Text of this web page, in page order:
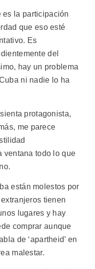
es la participación
que eso esté
Es
del
hay un problema
ni nadie lo ha
protagonista,
me parece
ventana todo lo que
están molestos por
tienen
lugares y hay
comprar aunque
de ‘apartheid’ en
malestar.